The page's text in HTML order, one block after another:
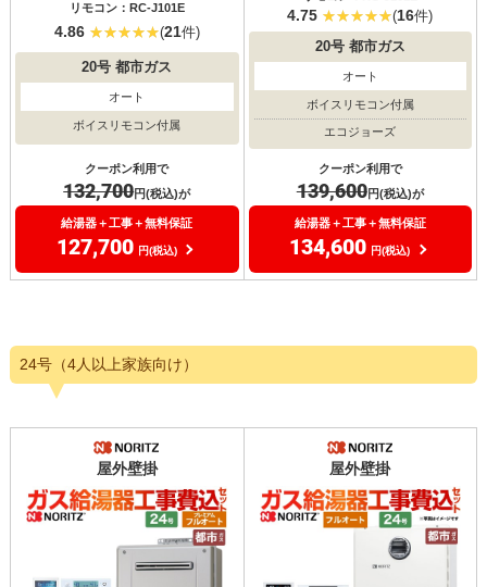
リモコン：RC-J101E
4.86 (21件)
20号 都市ガス
オート
ボイスリモコン付属
クーポン利用で
132,700円(税込)が
給湯器＋工事＋無料保証
127,700 円(税込)
4.75 (16件)
20号都市ガス
オート
ボイスリモコン付属
エコジョーズ
クーポン利用で
139,600円(税込)が
給湯器＋工事＋無料保証
134,600 円(税込)
24号（4人以上家族向け）
屋外壁掛 屋外壁掛